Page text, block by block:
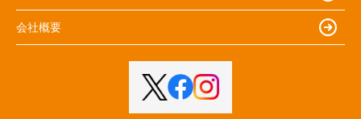
会社概要